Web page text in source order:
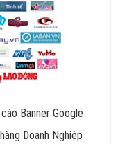
Banner Google
Doanh Nghiệp